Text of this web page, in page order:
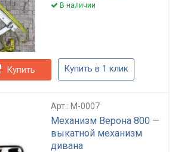
В наличии
Купить Купить в 1 клик
Арт.: M-0007
Механизм Верона 800 —
выкатной механизм
дивана